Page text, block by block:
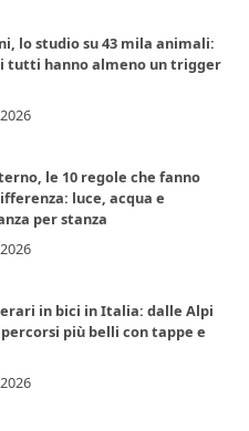
lo studio su 43 mila animali:
tutti hanno almeno un trigger
le 10 regole che fanno
luce, acqua e
per stanza
in bici in Italia: dalle Alpi
più belli con tappe e